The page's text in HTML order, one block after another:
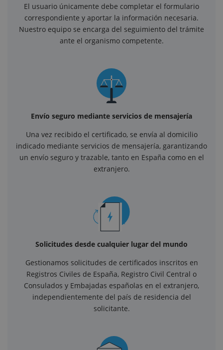
El usuario únicamente debe completar el formulario
correspondiente y aportar la información necesaria.
Nuestro equipo se encarga del seguimiento del trámite
ante el organismo competente.
Envío seguro mediante servicios de mensajería
Una vez recibido el certificado, se envía al domicilio
indicado mediante servicios de mensajería, garantizando
un envío seguro y trazable, tanto en España como en el
extranjero.
Solicitudes desde cualquier lugar del mundo
Gestionamos solicitudes de certificados inscritos en
Registros Civiles de España, Registro Civil Central o
Consulados y Embajadas españolas en el extranjero,
independientemente del país de residencia del
solicitante.